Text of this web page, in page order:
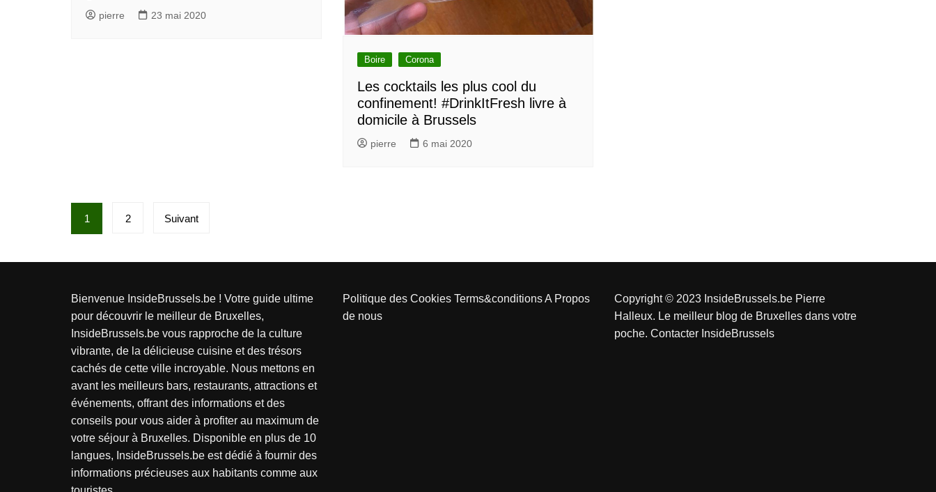
pierre 23 mai 2020
Boire Corona
Les cocktails les plus cool du
confinement! #DrinkItFresh livre à
domicile à Brussels
pierre 6 mai 2020
a
g
i
n
a
t
i
o
n
d
1 2 Suivant
Bienvenue InsideBrussels.be ! Votre guide ultime
pour découvrir le meilleur de Bruxelles,
InsideBrussels.be vous rapproche de la culture
vibrante, de la délicieuse cuisine et des trésors
cachés de cette ville incroyable. Nous mettons en
avant les meilleurs bars, restaurants, attractions et
événements, offrant des informations et des
conseils pour vous aider à profiter au maximum de
votre séjour à Bruxelles. Disponible en plus de 10
langues, InsideBrussels.be est dédié à fournir des
informations précieuses aux habitants comme aux
Politique des Cookies Terms&conditionsA Propos
de nous
Copyright © 2023 InsideBrussels.be Pierre
Halleux. Le meilleur blog de Bruxelles dans votre
poche. Contacter InsideBrussels